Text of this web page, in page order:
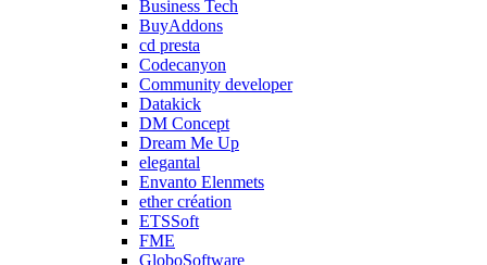
Business Tech
BuyAddons
cd presta
Codecanyon
Community developer
Datakick
DM Concept
Dream Me Up
elegantal
Envanto Elenmets
ether création
ETSSoft
FME
GloboSoftware